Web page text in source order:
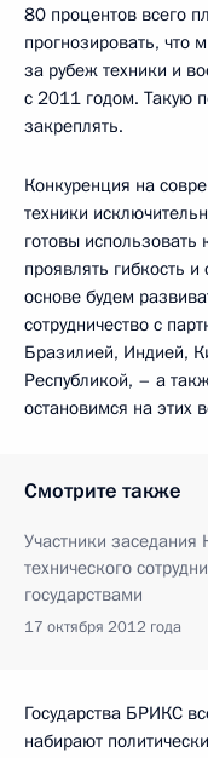
80 процентов всего
прогнозировать, что
за рубеж техники и
с 2011 годом. Такую
закреплять.
Конкуренция на
техники
готовы
проявлять гибкость
основе будем
сотрудничество с
Бразилией, Индией,
Республикой, – а
остановимся на этих
Смотрите также
Участники
технического
государствами
17 октября 2012 года
Государства БРИКС
набирают